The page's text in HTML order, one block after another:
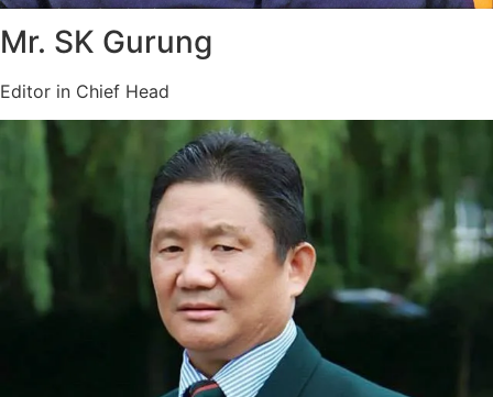
Mr. SK Gurung
Editor in Chief Head